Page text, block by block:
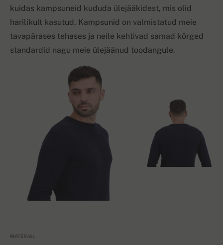
kuidas kampsuneid kududa ülejääkidest, mis olid
harilikult kasutud. Kampsunid on valmistatud meie
tavapärases tehases ja neile kehtivad samad kõrged
standardid nagu meie ülejäänud toodangule.
MATERJAL